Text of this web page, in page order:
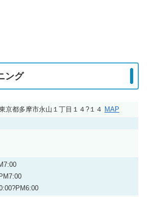
ング
京都多摩市永山１丁目１４?１４ MAP